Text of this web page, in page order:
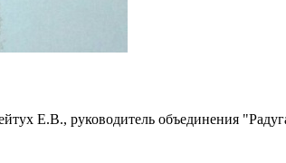
Е.В., руководитель объединения